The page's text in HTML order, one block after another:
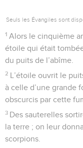
Seuls les Évangiles sont
1 Alors le cinquième
étoile qui était
du puits de l’abîme.
2 L’étoile ouvrit le
à celle d’une grande
obscurcis par cette
3 Des sauterelles
la terre ; on leur
scorpions.